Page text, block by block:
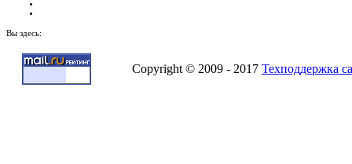
Вы здесь:
Copyright © 2009 - 2017 Техподдержка